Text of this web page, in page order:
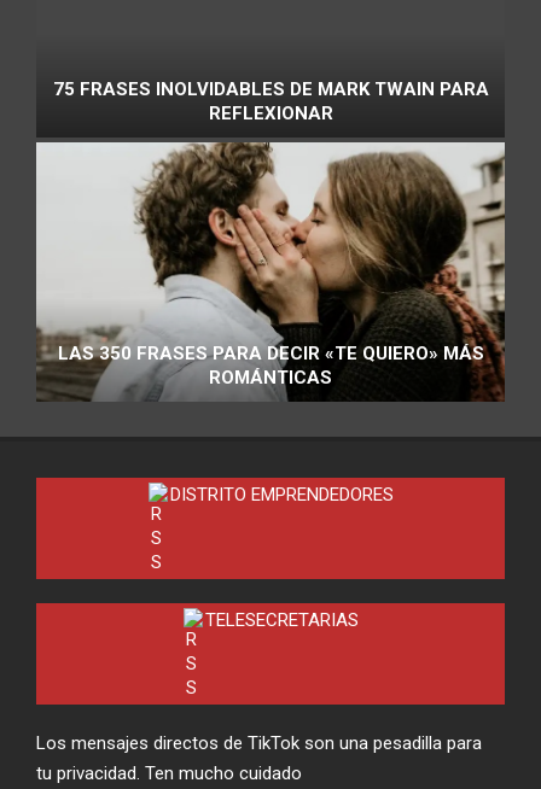
75 FRASES INOLVIDABLES DE MARK TWAIN PARA
REFLEXIONAR
LAS 350 FRASES PARA DECIR «TE QUIERO» MÁS
ROMÁNTICAS
DISTRITO EMPRENDEDORES
TELESECRETARIAS
Los mensajes directos de TikTok son una pesadilla para
tu privacidad. Ten mucho cuidado